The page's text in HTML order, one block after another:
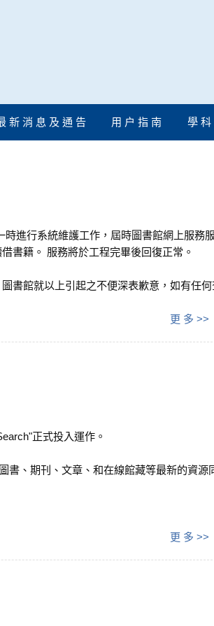
新 消 息 及 通 告 用 户 指 南 學 科
時進行系統維護工作，屆時圖書館網上服務
書籍。 服務將於工程完畢後回復正常。
書館就以上引起之不便深表歉意，如有任何
更 多 >>
正式投入運作。
書、期刊、文章、和在線館藏等最新的資源
更 多 >>